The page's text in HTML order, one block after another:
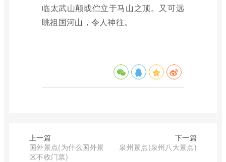
临太武山颠或伫立于马山之顶。又可远
眺祖国河山，令人神往。
上一篇
国外景点(为什么国外景
区不收门票)
下一篇
泉州景点(泉州八大景点)